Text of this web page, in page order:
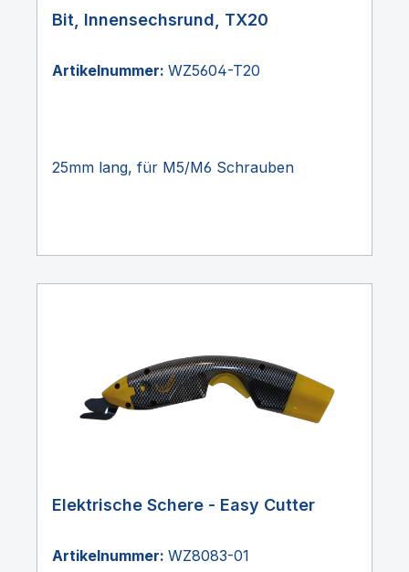
Bit, Innensechsrund, TX20
Artikelnummer: WZ5604-T20
25mm lang, für M5/M6 Schrauben
Elektrische Schere - Easy Cutter
Artikelnummer: WZ8083-01